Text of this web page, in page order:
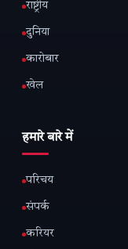
राष्ट्रीय
दुनिया
कारोबार
खेल
हमारे बारे में
परिचय
संपर्क
करियर